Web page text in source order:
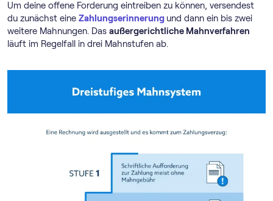
Um deine offene Forderung eintreiben zu können, versendest
du zunächst eine Zahlungserinnerung und dann ein bis zwei
weitere Mahnungen. Das außergerichtliche Mahnverfahren
läuft im Regelfall in drei Mahnstufen ab.